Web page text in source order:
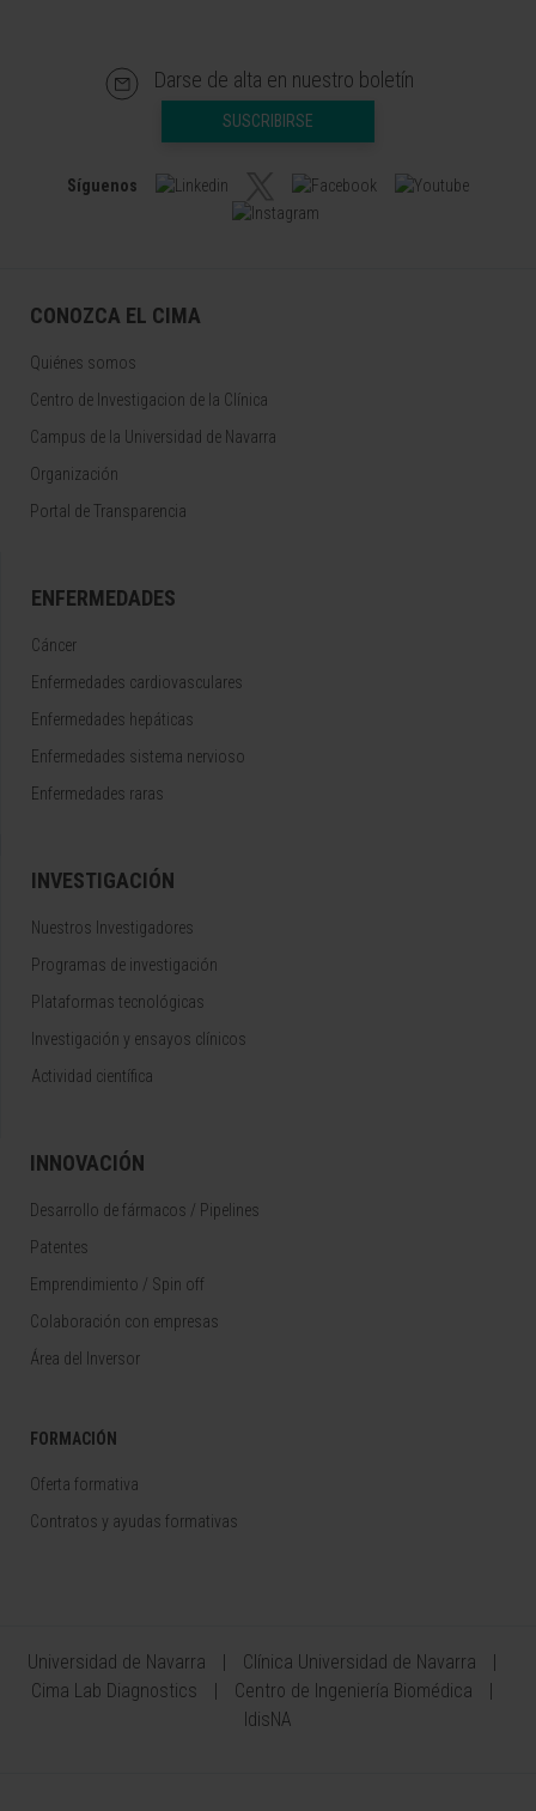
Darse de alta en nuestro boletín
SUSCRIBIRSE
Síguenos
CONOZCA EL CIMA
Quiénes somos
Centro de Investigacion de la Clínica
Campus de la Universidad de Navarra
Organización
Portal de Transparencia
ENFERMEDADES
Cáncer
Enfermedades cardiovasculares
Enfermedades hepáticas
Enfermedades sistema nervioso
Enfermedades raras
INVESTIGACIÓN
Nuestros Investigadores
Programas de investigación
Plataformas tecnológicas
Investigación y ensayos clínicos
Actividad científica
INNOVACIÓN
Desarrollo de fármacos / Pipelines
Patentes
Emprendimiento / Spin off
Colaboración con empresas
Área del Inversor
FORMACIÓN
Oferta formativa
Contratos y ayudas formativas
Universidad de Navarra
Clínica Universidad de Navarra
Cima Lab Diagnostics
Centro de Ingeniería Biomédica
IdisNA